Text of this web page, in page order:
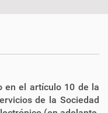
en el artículo 10 de la
de la Sociedad